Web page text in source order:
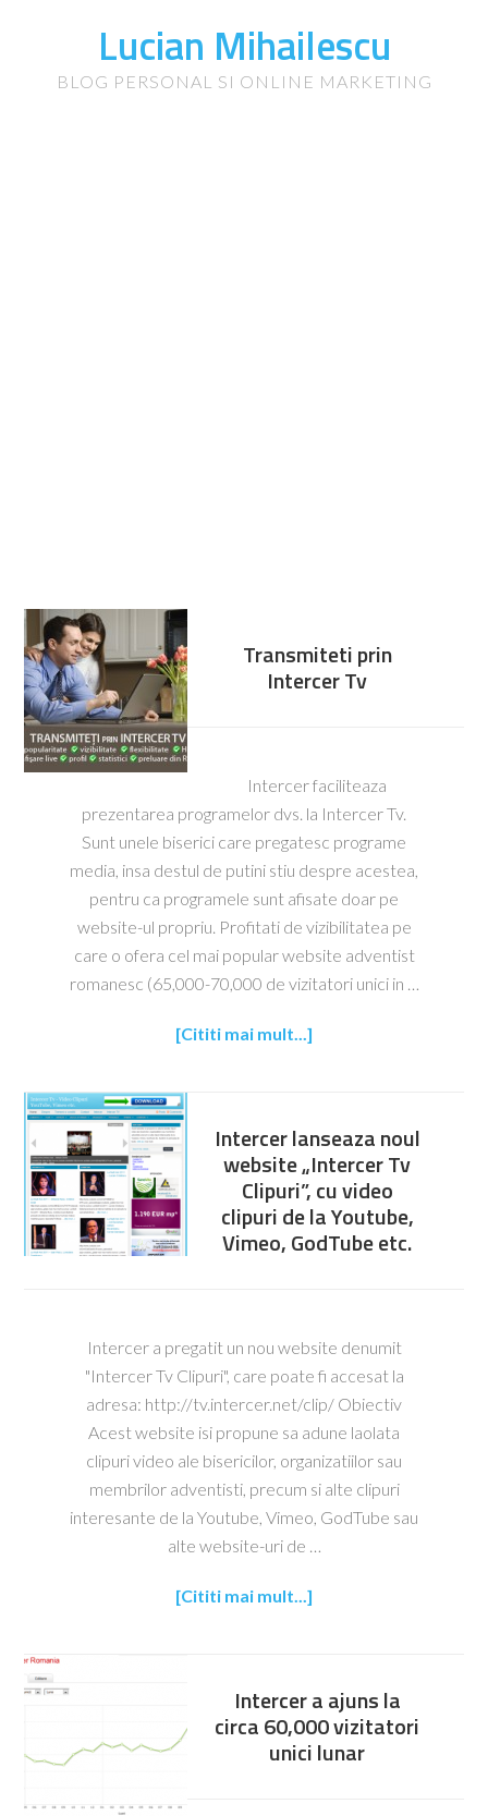
Lucian Mihailescu
BLOG PERSONAL SI ONLINE MARKETING
Transmiteti prin
Intercer Tv
Intercer faciliteaza
prezentarea programelor dvs. la Intercer Tv.
Sunt unele biserici care pregatesc programe
media, insa destul de putini stiu despre acestea,
pentru ca programele sunt afisate doar pe
website-ul propriu. Profitati de vizibilitatea pe
care o ofera cel mai popular website adventist
romanesc (65,000-70,000 de vizitatori unici in …
[Cititi mai mult...]
Intercer lanseaza noul
website „Intercer Tv
Clipuri”, cu video
clipuri de la Youtube,
Vimeo, GodTube etc.
Intercer a pregatit un nou website denumit
"Intercer Tv Clipuri", care poate fi accesat la
adresa: http://tv.intercer.net/clip/ Obiectiv
Acest website isi propune sa adune laolata
clipuri video ale bisericilor, organizatiilor sau
membrilor adventisti, precum si alte clipuri
interesante de la Youtube, Vimeo, GodTube sau
alte website-uri de …
[Cititi mai mult...]
Intercer a ajuns la
circa 60,000 vizitatori
unici lunar